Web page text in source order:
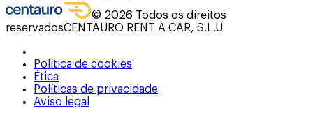
© 2026 Todos os direitos
reservadosCENTAURO RENT A CAR, S.L.U
Política de cookies
Ética
Políticas de privacidade
Aviso legal